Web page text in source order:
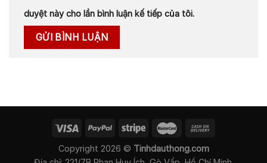
duyệt này cho lần bình luận kế tiếp của tôi.
Copyright 2026 © Tinhdauthong.com